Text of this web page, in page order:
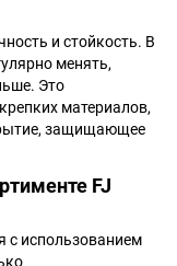
и стойкость. В
менять,
Это
материалов,
защищающее
FJ
с использованием